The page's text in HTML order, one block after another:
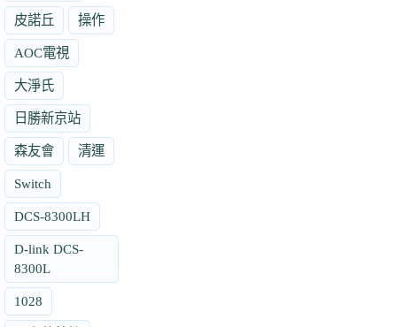
皮諾丘 操作
AOC電視
大淨氏
日勝新京站
森友會 清運
Switch
DCS-8300LH
D-link DCS-
8300L
1028